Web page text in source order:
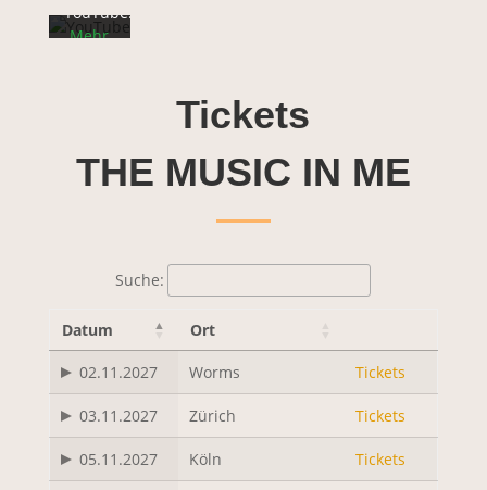
YouTube.
Mehr
Tickets
THE MUSIC IN ME
Suche:
Datum Ort
02.11.2027 Worms Tickets
03.11.2027 Zürich Tickets
05.11.2027 Köln Tickets